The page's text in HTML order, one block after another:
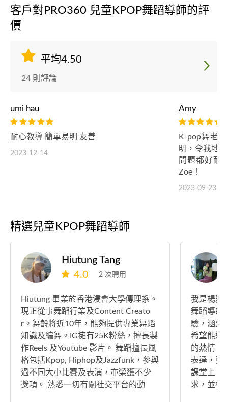
客戶對PRO360 兒童KPOP舞蹈導師的評
價
平均4.50
24 則評論
umi hau
耐心教導 簡單易明 友善
2023-12-14
Amy
K-pop舞老
明，令我地
問題都好耐
Zoe！
2023-09-23
精選兒童KPOP舞蹈導師
Hiutung Tang
4.0
2 次聘用
Hiutung 畢業於香港浸會大學傳理系。
現正從事舞蹈行業及Content Creato
r。舞齡將近10年，能夠提供專業舞蹈
知識及編舞。IG擁有25K粉絲，擅長製
作Reels 及Youtube 影片。 舞蹈擅長風
格包括Kpop, Hiphop及Jazzfunk，參與
過不同大小比賽及表演，亦榮獲不少
獎項。 熟悉一切有關社交平台的動
我是楊雅
舞蹈導師
驗，涵蓋
希望能透
的熱情。 我深信舞蹈不僅是一種藝術
表達，更
課堂上，
求，並根